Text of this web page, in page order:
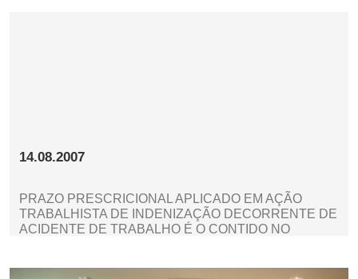
14.08.2007
PRAZO PRESCRICIONAL APLICADO EM AÇÃO
TRABALHISTA DE INDENIZAÇÃO DECORRENTE DE
ACIDENTE DE TRABALHO É O CONTIDO NO